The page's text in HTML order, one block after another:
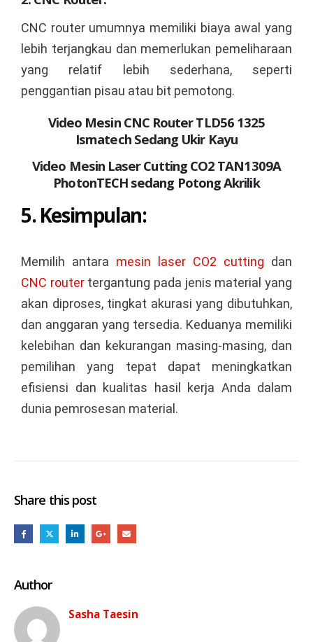
CNC router umumnya memiliki biaya awal yang
lebih terjangkau dan memerlukan pemeliharaan
yang relatif lebih sederhana, seperti
penggantian pisau atau bit pemotong.
Video Mesin CNC Router TLD56 1325
Ismatech Sedang Ukir Kayu
Video Mesin Laser Cutting CO2 TAN1309A
PhotonTECH sedang Potong Akrilik
5. Kesimpulan:
Memilih antara mesin laser CO2 cutting dan
CNC routertergantung pada jenis material yang
akan diproses, tingkat akurasi yang dibutuhkan,
dan anggaran yang tersedia. Keduanya memiliki
kelebihan dan kekurangan masing-masing, dan
pemilihan yang tepat dapat meningkatkan
efisiensi dan kualitas hasil kerja Anda dalam
dunia pemrosesan material.
Share this post
Author
Sasha Taesin